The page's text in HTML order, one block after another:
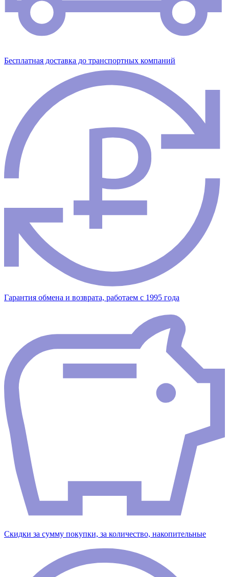
Бесплатная доставка до транспортных компаний
Гарантия обмена и возврата, работаем с 1995 года
Скидки за сумму покупки, за количество, накопительные